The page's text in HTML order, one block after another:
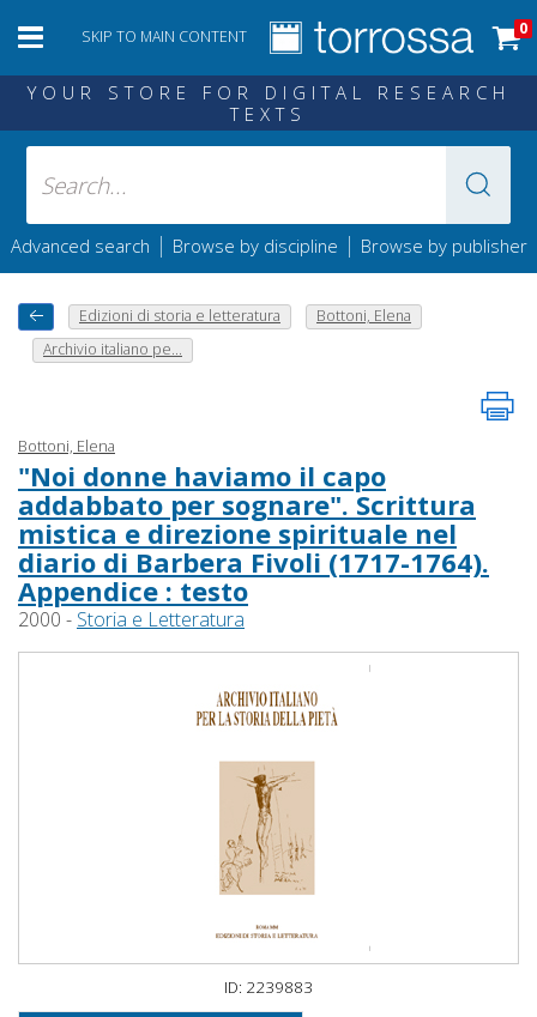
SKIP TO MAIN CONTENT 0
YOUR STORE FOR DIGITAL RESEARCH
TEXTS
Advanced search | Browse by discipline | Browse by publisher
Edizioni di storia e letteratura
Bottoni, Elena
Archivio italiano pe...
Bottoni, Elena
"Noi donne haviamo il capo
addabbato per sognare". Scrittura
mistica e direzione spirituale nel
diario di Barbera Fivoli (1717-1764).
Appendice : testo
2000 - Storia e Letteratura
ID: 2239883